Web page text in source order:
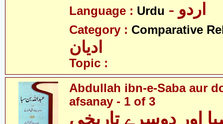
Language : Urdu - اردو
Category : Comparative
ادیان
Topic :
Abdullah ibn-e-Saba aur
afsanay - 1 of 3
اور دوسرے تاریخی